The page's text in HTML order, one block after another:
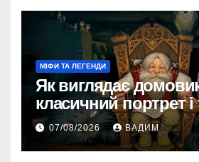
МІФИ ТА ЛЕГЕНДИ
Як виглядає
класичний портрет і
зовнішності
07/08/2026 ВАДИМ